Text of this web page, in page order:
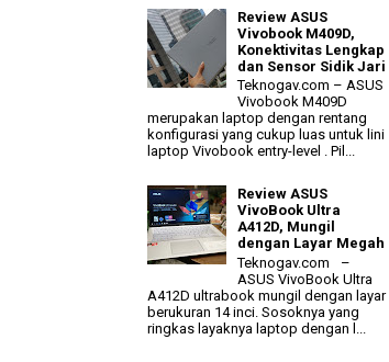
Review ASUS
Vivobook M409D,
Konektivitas Lengkap
dan Sensor Sidik Jari
Teknogav.com – ASUS
Vivobook M409D
merupakan laptop dengan rentang
konfigurasi yang cukup luas untuk lini
laptop Vivobook entry-level . Pil...
Review ASUS
VivoBook Ultra
A412D, Mungil
dengan Layar Megah
Teknogav.com –
ASUS VivoBook Ultra
A412D ultrabook mungil dengan layar
berukuran 14 inci. Sosoknya yang
ringkas layaknya laptop dengan l...